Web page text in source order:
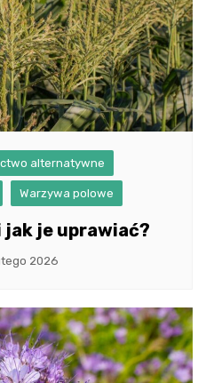
alternatywne
Warzywa polowe
jak je uprawiać?
2026